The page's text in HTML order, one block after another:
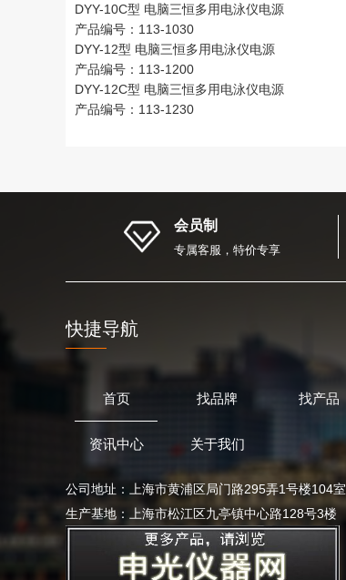
DYY-10C型 电脑三恒多用电泳仪电源
产品编号：113-1030
DYY-12型 电脑三恒多用电泳仪电源
产品编号：113-1200
DYY-12C型 电脑三恒多用电泳仪电源
产品编号：113-1230
会员制
专属客服，特价专享
快捷导航
首页 找品牌 找产品
资讯中心 关于我们
公司地址：上海市黄浦区局门路295弄1号楼104室
生产基地：上海市松江区九亭镇中心路128号3楼